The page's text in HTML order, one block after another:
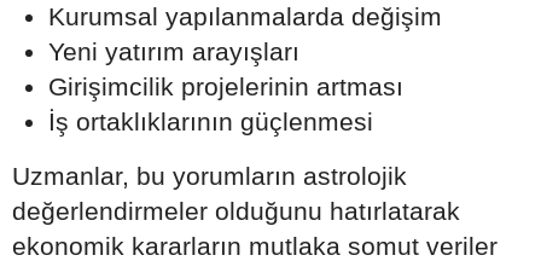
Kurumsal yapılanmalarda değişim
Yeni yatırım arayışları
Girişimcilik projelerinin artması
İş ortaklıklarının güçlenmesi
Uzmanlar, bu yorumların astrolojik
değerlendirmeler olduğunu hatırlatarak
ekonomik kararların mutlaka somut veriler